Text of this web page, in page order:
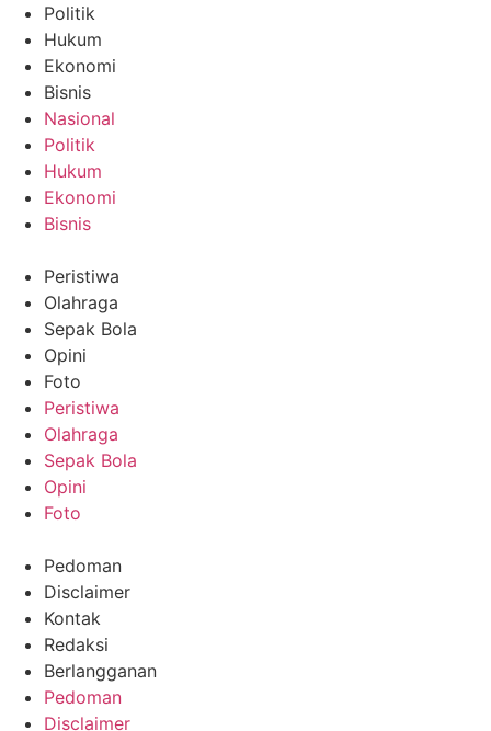
Politik
Hukum
Ekonomi
Bisnis
Nasional
Politik
Hukum
Ekonomi
Bisnis
Peristiwa
Olahraga
Sepak Bola
Opini
Foto
Peristiwa
Olahraga
Sepak Bola
Opini
Foto
Pedoman
Disclaimer
Kontak
Redaksi
Berlangganan
Pedoman
Disclaimer